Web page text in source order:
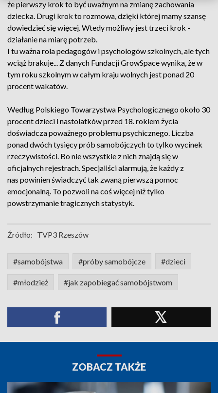
że pierwszy krok to być uważnym na zmianę zachowania
dziecka. Drugi krok to rozmowa, dzięki której mamy szansę
dowiedzieć się więcej. Wtedy możliwy jest trzeci krok -
działanie na miarę potrzeb.
I tu ważna rola pedagogów i psychologów szkolnych, ale tych
wciąż brakuje... Z danych Fundacji GrowSpace wynika, że w
tym roku szkolnym w całym kraju wolnych jest ponad 20
procent wakatów.
Według Polskiego Towarzystwa Psychologicznego około 30
procent dzieci i nastolatków przed 18. rokiem życia
doświadcza poważnego problemu psychicznego. Liczba
ponad dwóch tysięcy prób samobójczych to tylko wycinek
rzeczywistości. Bo nie wszystkie z nich znajdą się w
oficjalnych rejestrach. Specjaliści alarmują, że każdy z
nas powinien świadczyć tak zwaną pierwszą pomoc
emocjonalną. To pozwoli na coś więcej niż tylko
powstrzymanie tragicznych statystyk.
Źródło: TVP3 Rzeszów
#samobójstwa #próby samobójcze #dzieci
#młodzież #jak zapobiegać samobójstwom
ZOBACZ TAKŻE